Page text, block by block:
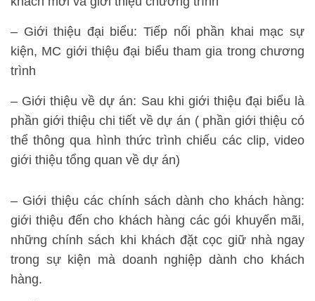
– Giới thiệu đại biểu: Tiếp nối phần khai mạc sự
kiện, MC giới thiệu đại biểu tham gia trong chương
trình
– Giới thiệu về dự án: Sau khi giới thiệu đại biểu là
phần giới thiệu chi tiết về dự án ( phần giới thiệu có
thể thông qua hình thức trình chiếu các clip, video
giới thiệu tổng quan về dự án)
– Giới thiệu các chính sách dành cho khách hàng:
giới thiệu đến cho khách hàng các gói khuyến mãi,
những chính sách khi khách đặt cọc giữ nhà ngay
trong sự kiện mà doanh nghiệp dành cho khách
hàng.